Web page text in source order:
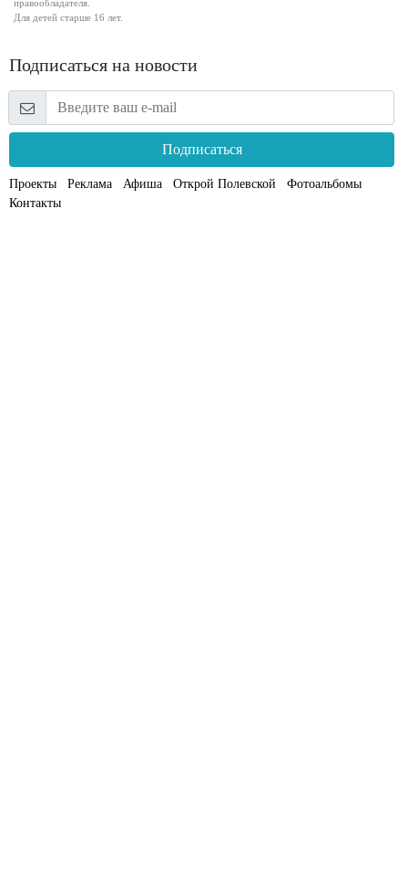
правообладателя.
Для детей старше 16 лет.
Подписаться на новости
Подписаться
Проекты Реклама Афиша Открой Полевской
Фотоальбомы
Контакты